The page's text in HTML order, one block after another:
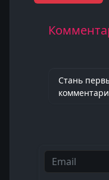
Стань